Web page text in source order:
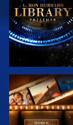
SERIE
ESPLORA LE
SERIE